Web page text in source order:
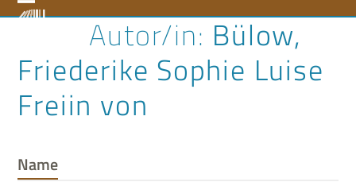
to Open
menu
Close
menu
Bülow,
Friederike Sophie Luise
Freiin von
Name